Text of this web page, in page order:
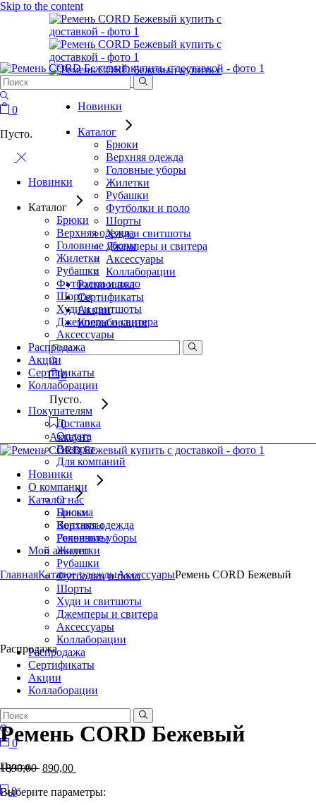
Skip to the content
Новинки
Каталог
Брюки
Верхняя одежда
Головные уборы
Жилетки
Рубашки
Футболки и поло
Шорты
Худи и свитшоты
Джемперы и свитера
Аксессуары
Коллаборации
Распродажа
Сертификаты
Акции
Коллаборации
0
Пусто.
0
Аккаунт
Новинки
Каталог
Брюки
Верхняя одежда
Головные уборы
Жилетки
Рубашки
Футболки и поло
Шорты
Худи и свитшоты
Джемперы и свитера
Аксессуары
Коллаборации
Распродажа
Сертификаты
Акции
Коллаборации
0
Пусто.
0
0
Пусто.
Новинки
Каталог
Брюки
Верхняя одежда
Головные уборы
Жилетки
Рубашки
Футболки и поло
Шорты
Худи и свитшоты
Джемперы и свитера
Аксессуары
Распродажа
Акции
Сертификаты
Коллаборации
Покупателям
Доставка
Оплата
Возврат
Для компаний
О компании
О нас
Письма
Контакты
Реквизиты
Мой аккаунт
ГлавнаяКаталог одеждыАксессуарыРемень CORD Бежевый
Распродажа
Ремень CORD Бежевый
1890,00 890,00
Выберите параметры: